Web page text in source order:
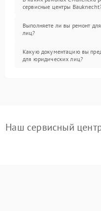
сервисные центры
Выполняете ли вы ремонт
лиц?
Какую документацию вы
для юридических лиц?
Наш сервисный